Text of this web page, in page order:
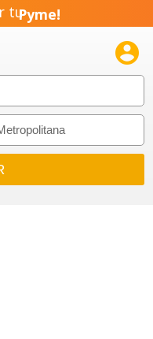
tuPyme!
Emprendimiento!
